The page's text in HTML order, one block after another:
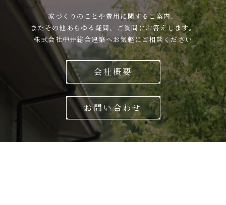
家づくりのことや費用に関するご案内、
またその他あらゆる疑問、ご質問にお答えします。
株式会社中井総合建築へお気軽にご相談ください
会社概要
お問い合わせ